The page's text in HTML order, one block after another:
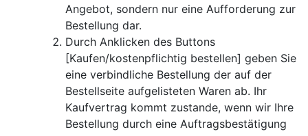
Angebot, sondern nur eine Aufforderung zur
Bestellung dar.
Durch Anklicken des Buttons
[Kaufen/kostenpflichtig bestellen] geben Sie
eine verbindliche Bestellung der auf der
Bestellseite aufgelisteten Waren ab. Ihr
Kaufvertrag kommt zustande, wenn wir Ihre
Bestellung durch eine Auftragsbestätigung